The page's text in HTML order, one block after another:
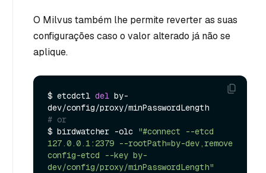
O Milvus também lhe permite reverter as suas
configurações caso o valor alterado já não se
aplique.
$ etcdctl del by-
# or
$ birdwatcher -olc "#connect --etcd
127.0.0.1:2379 --rootPath=by-dev,remove
config-etcd --key by-
dev/config/proxy/minPasswordLength"